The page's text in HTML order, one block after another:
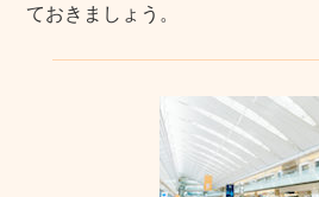
ておきましょう。